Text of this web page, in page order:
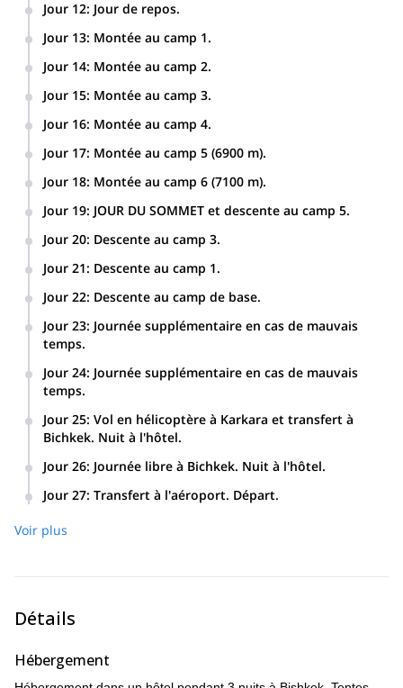
Jour 12: Jour de repos.
Jour 13: Montée au camp 1.
Jour 14: Montée au camp 2.
Jour 15: Montée au camp 3.
Jour 16: Montée au camp 4.
Jour 17: Montée au camp 5 (6900 m).
Jour 18: Montée au camp 6 (7100 m).
Jour 19: JOUR DU SOMMET et descente au camp 5.
Jour 20: Descente au camp 3.
Jour 21: Descente au camp 1.
Jour 22: Descente au camp de base.
Jour 23: Journée supplémentaire en cas de mauvais
temps.
Jour 24: Journée supplémentaire en cas de mauvais
temps.
Jour 25: Vol en hélicoptère à Karkara et transfert à
Bichkek. Nuit à l'hôtel.
Jour 26: Journée libre à Bichkek. Nuit à l'hôtel.
Jour 27: Transfert à l'aéroport. Départ.
Voir plus
Détails
Hébergement